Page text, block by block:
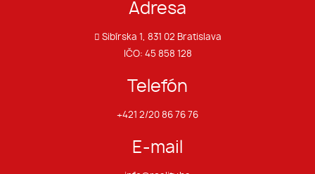
Adresa
Sibírska 1, 831 02 Bratislava
IČO: 45 858 128
Telefón
+421 2/20 86 76 76
E-mail